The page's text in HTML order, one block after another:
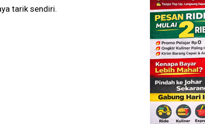
tarik sendiri.